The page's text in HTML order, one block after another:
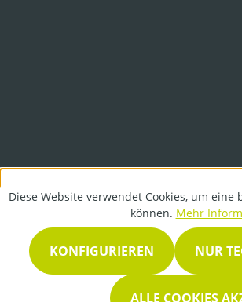
Diese Website verwendet Cookies, um
können. Mehr
NUR
KONFIGURIEREN
ALLE COOKIES